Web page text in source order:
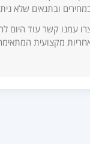
ובתנאים שלא
עמנו קשר עוד היום
מקצועית